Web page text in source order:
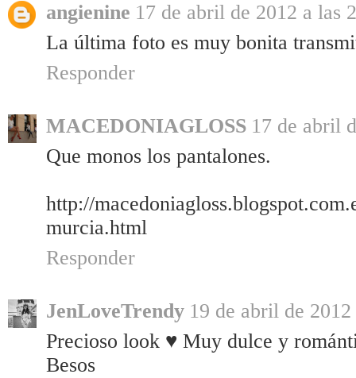
angienine 17 de abril de 2012 a las
La última foto es muy bonita
Responder
MACEDONIAGLOSS 17 de abril
Que monos los pantalones.
http://
murcia.html
Responder
JenLoveTrendy 19 de abril de
Precioso look ♥ Muy dulce y
Besos